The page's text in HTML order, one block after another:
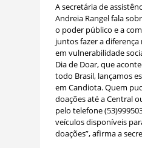
A secretária de
Andreia Rangel fala
o poder público e a
juntos fazer a diferença
em vulnerabilidade
Dia de Doar, que
todo Brasil, lançamos
em Candiota. Quem
doações até a Central
pelo telefone
veículos disponíveis
doações”, afirma a